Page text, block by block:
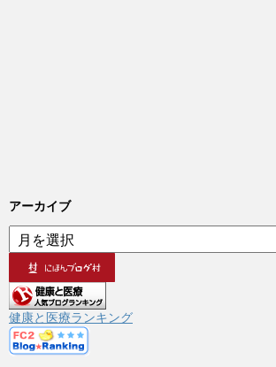
アーカイブ
ア
ー
イ
ブ
健康と医療ランキング